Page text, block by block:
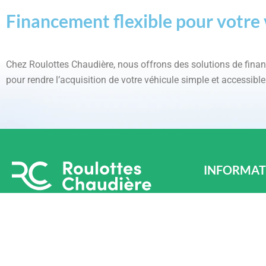
Financement flexible pour
Chez Roulottes Chaudière, nous offrons des solutions de
pour rendre l’acquisition de votre véhicule simple et